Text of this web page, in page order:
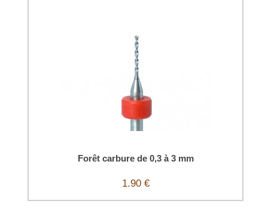
Forêt carbure de 0,3 à 3 mm
1.90 €